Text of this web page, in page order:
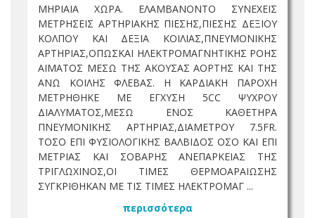
ΜΗΡΙΑΙΑ ΧΩΡΑ. ΕΛΑΜΒΑΝΟΝΤΟ ΣΥΝΕΧΕΙΣ
ΜΕΤΡΗΣΕΙΣ ΑΡΤΗΡΙΑΚΗΣ ΠΙΕΣΗΣ,ΠΙΕΣΗΣ ΔΕΞΙΟΥ
ΚΟΛΠΟΥ ΚΑΙ ΔΕΞΙΑ ΚΟΙΛΙΑΣ,ΠΝΕΥΜΟΝΙΚΗΣ
ΑΡΤΗΡΙΑΣ,ΟΠΩΣΚΑΙ ΗΛΕΚΤΡΟΜΑΓΝΗΤΙΚΗΣ ΡΟΗΣ
ΑΙΜΑΤΟΣ ΜΕΣΩ ΤΗΣ ΑΚΟΥΣΑΣ ΑΟΡΤΗΣ ΚΑΙ ΤΗΣ
ΑΝΩ ΚΟΙΛΗΣ ΦΛΕΒΑΣ. Η ΚΑΡΔΙΑΚΗ ΠΑΡΟΧΗ
ΜΕΤΡΗΘΗΚΕ ΜΕ ΕΓΧΥΣΗ 5CC ΨΥΧΡΟΥ
ΔΙΑΛΥΜΑΤΟΣ,ΜΕΣΩ ΕΝΟΣ ΚΑΘΕΤΗΡΑ
ΠΝΕΥΜΟΝΙΚΗΣ ΑΡΤΗΡΙΑΣ,ΔΙΑΜΕΤΡΟΥ 7.5FR.
TΟΣΟ ΕΠΙ ΦΥΣΙΟΛΟΓΙΚΗΣ ΒΑΛΒΙΔΟΣ ΟΣΟ ΚΑΙ ΕΠΙ
ΜΕΤΡΙΑΣ ΚΑΙ ΣΟΒΑΡΗΣ ΑΝΕΠΑΡΚΕΙΑΣ ΤΗΣ
ΤΡΙΓΛΩΧΙΝΟΣ,ΟΙ ΤΙΜΕΣ ΘΕΡΜΟΑΡΑΙΩΣΗΣ
ΣΥΓΚΡΙΘΗΚΑΝ ΜΕ ΤΙΣ ΤΙΜΕΣ ΗΛΕΚΤΡΟΜΑΓ ...
περισσότερα